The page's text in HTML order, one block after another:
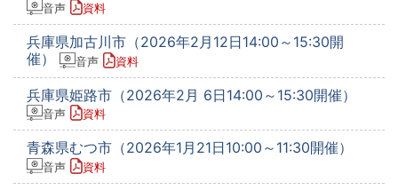
音声 資料
兵庫県加古川市（2026年2月12日14:00～15:30開
催）
音声 資料
兵庫県姫路市（2026年2月 6日14:00～15:30開催）
音声 資料
青森県むつ市（2026年1月21日10:00～11:30開催）
音声 資料